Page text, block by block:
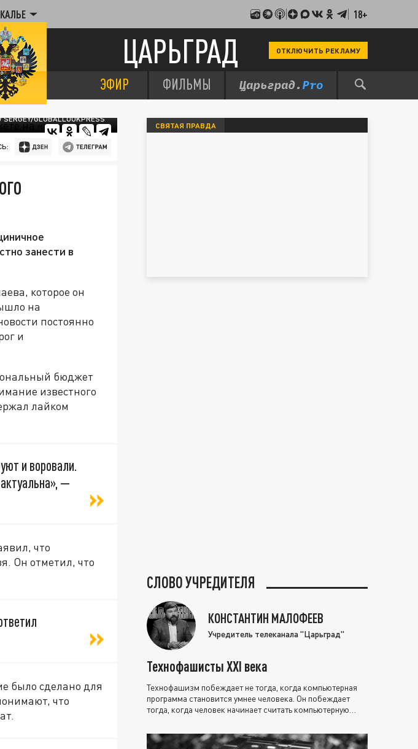
18+
ЦАРЬГРАД ОТКЛЮЧИТЬ РЕКЛАМУ
ЭФИР ФИЛЬМЫ
SERGEY/GLOBALLOOKPRESS
занести в
которое он
на
постоянно
и
бюджет
известного
лайком
и воровали.
—
что
Он отметил, что
было сделано для
что
СВЯТАЯ ПРАВДА
СЛОВО УЧРЕДИТЕЛЯ
КОНСТАНТИН МАЛОФЕЕВ
Учредитель телеканала "Царьград"
Технофашисты XXI века
Технофашизм побеждает не тогда, когда компьютерная
программа становится умнее человека. Он побеждает
тогда, когда человек начинает считать компьютерную